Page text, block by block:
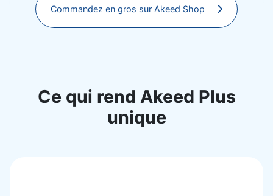
Commandez en gros sur Akeed Shop
Ce qui rend Akeed Plus
unique